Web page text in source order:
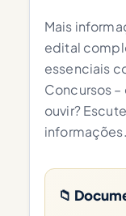
Mais
edital
essenciais
Concursos
ouvir?
informações.
📁